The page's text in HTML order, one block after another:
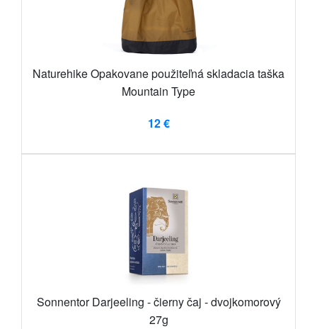
Naturehike Opakovane použiteľná skladacia taška
Mountain Type
12 €
Sonnentor Darjeeling - čierny čaj - dvojkomorový
27g